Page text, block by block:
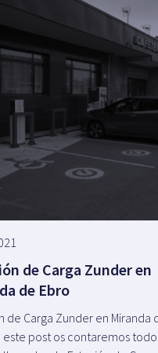
de Carga Zunder en
de Ebro
de Carga Zunder en Miranda
este post os contaremos